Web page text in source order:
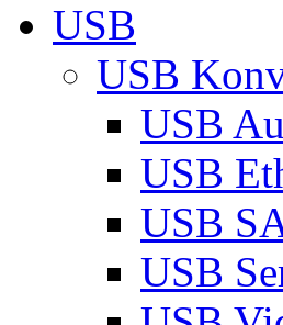
USB
USB
USB
USB
USB
USB